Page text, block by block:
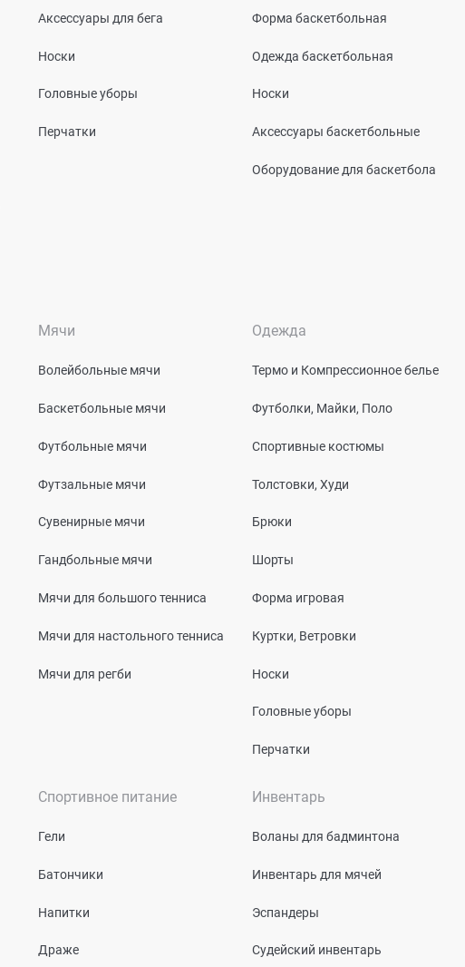
Аксессуары для бега
Носки
Головные уборы
Перчатки
Форма баскетбольная
Одежда баскетбольная
Носки
Аксессуары баскетбольные
Оборудование для баскетбола
Мячи
Волейбольные мячи
Баскетбольные мячи
Футбольные мячи
Футзальные мячи
Сувенирные мячи
Гандбольные мячи
Мячи для большого тенниса
Мячи для настольного тенниса
Мячи для регби
Одежда
Термо и Компрессионное белье
Футболки, Майки, Поло
Спортивные костюмы
Толстовки, Худи
Брюки
Шорты
Форма игровая
Куртки, Ветровки
Носки
Головные уборы
Перчатки
Спортивное питание
Гели
Батончики
Напитки
Драже
Инвентарь
Воланы для бадминтона
Инвентарь для мячей
Эспандеры
Судейский инвентарь